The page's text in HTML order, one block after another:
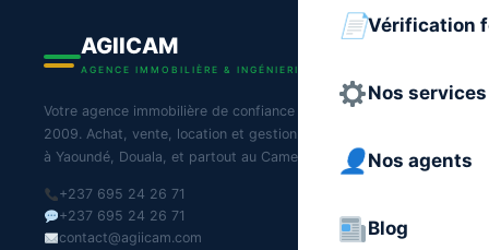
Vérification
Nos services
Nos agents
Blog
AGIICAM
AGENCE IMMOBILIÈRE & INGÉNIERIE DU CAMEROUN
Votre agence immobilière de confiance au Cameroun depuis
2009. Achat, vente, location et gestion de biens immobiliers
à Yaoundé, Douala, et partout au Cameroun.
+237 695 24 26 71
+237 695 24 26 71
contact@agiicam.com